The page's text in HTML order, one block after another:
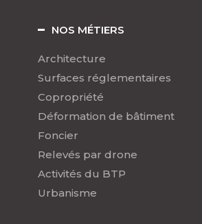
NOS MÉTIERS
Architecture
Surfaces réglementaires
Copropriété
Déformation de bâtiment
Foncier
Relevés par drone
Activités du BTP
Urbanisme